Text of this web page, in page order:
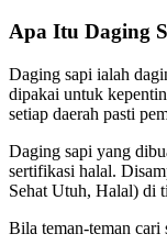
Apa Itu Daging
Daging sapi ialah
dipakai untuk
setiap daerah pasti
Daging sapi yang
sertifikasi halal.
Sehat Utuh, Halal) di
Bila teman-teman cari